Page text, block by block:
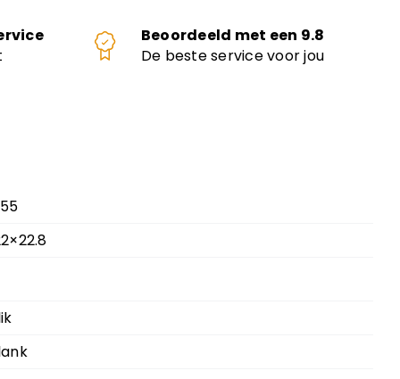
Beoordeeld met een 9.8
De beste service voor jou